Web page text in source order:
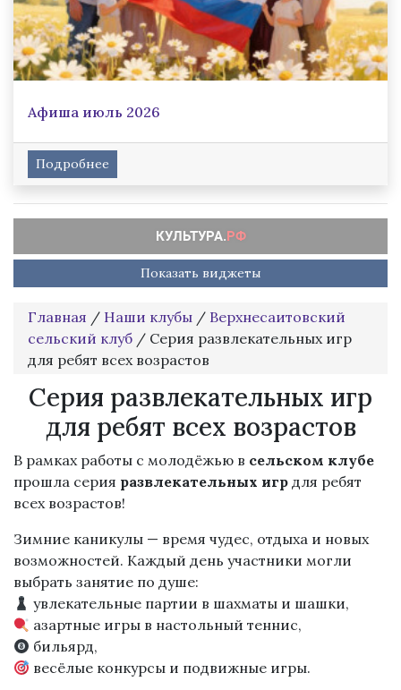
Афиша июль 2026
Подробнее
Показать виджеты
Главная / Наши клубы / Верхнесаитовский
сельский клуб / Серия развлекательных игр
для ребят всех возрастов
Серия развлекательных игр
для ребят всех возрастов
В рамках работы с молодёжью в сельском клубе
прошла серия развлекательных игр для ребят
всех возрастов!
Зимние каникулы — время чудес, отдыха и новых
возможностей. Каждый день участники могли
выбрать занятие по душе:
увлекательные партии в шахматы и шашки,
азартные игры в настольный теннис,
бильярд,
весёлые конкурсы и подвижные игры.